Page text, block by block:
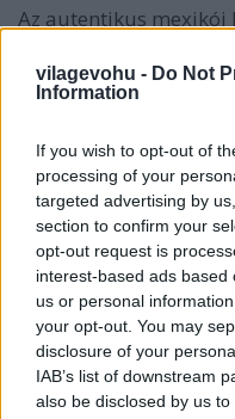
vilagevohu - Do Not
Information
If you wish to opt-out of
processing of your
targeted advertising by
section to confirm your
opt-out request is
interest-based ads
us or personal
your opt-out. You may
disclosure of your
IAB’s list of downstream
also be disclosed by us
Az autentikus mexikói
alapvetően a tex-mex
Megmutatom, milyen